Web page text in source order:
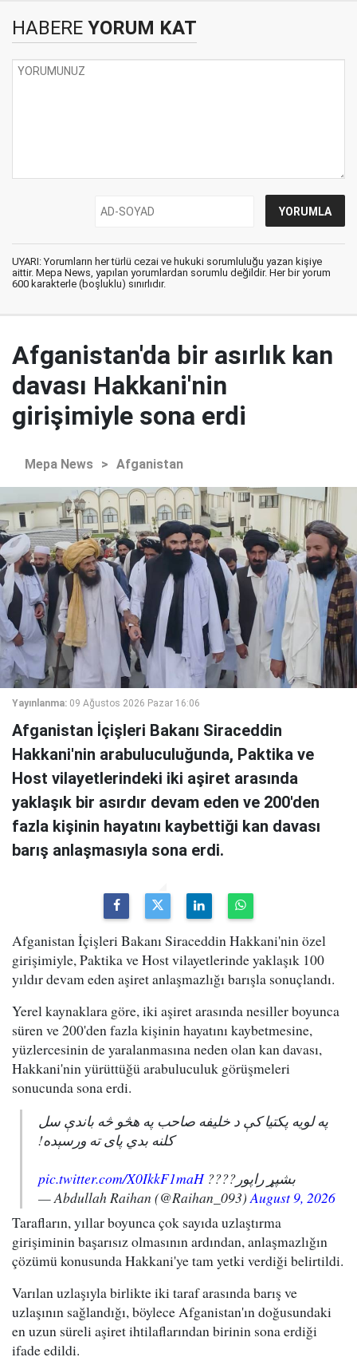
HABERE YORUM KAT
UYARI: Yorumların her türlü cezai ve hukuki sorumluluğu yazan kişiye
aittir. Mepa News, yapılan yorumlardan sorumlu değildir. Her bir yorum
600 karakterle (boşluklu) sınırlıdır.
Afganistan'da bir asırlık kan
davası Hakkani'nin
girişimiyle sona erdi
Mepa News > Afganistan
Yayınlanma: 09 Ağustos 2026 Pazar 16:06
Afganistan İçişleri Bakanı Siraceddin
Hakkani'nin arabuluculuğunda, Paktika ve
Host vilayetlerindeki iki aşiret arasında
yaklaşık bir asırdır devam eden ve 200'den
fazla kişinin hayatını kaybettiği kan davası
barış anlaşmasıyla sona erdi.
Afganistan İçişleri Bakanı Siraceddin Hakkani'nin özel
girişimiyle, Paktika ve Host vilayetlerinde yaklaşık 100
yıldır devam eden aşiret anlaşmazlığı barışla sonuçlandı.
Yerel kaynaklara göre, iki aşiret arasında nesiller boyunca
süren ve 200'den fazla kişinin hayatını kaybetmesine,
yüzlercesinin de yaralanmasına neden olan kan davası,
Hakkani'nin yürüttüğü arabuluculuk görüşmeleri
sonucunda sona erdi.
په لویه پکتیا کې د خلیفه صاحب په هڅو څه باندې سل
کلنه بدي پای ته ورسېده!
بشپړ راپور????pic.twitter.com/X0IkkF1maH
— Abdullah Raihan (@Raihan_093)August 9, 2026
Tarafların, yıllar boyunca çok sayıda uzlaştırma
girişiminin başarısız olmasının ardından, anlaşmazlığın
çözümü konusunda Hakkani'ye tam yetki verdiği belirtildi.
Varılan uzlaşıyla birlikte iki taraf arasında barış ve
uzlaşının sağlandığı, böylece Afganistan'ın doğusundaki
en uzun süreli aşiret ihtilaflarından birinin sona erdiği
ifade edildi.